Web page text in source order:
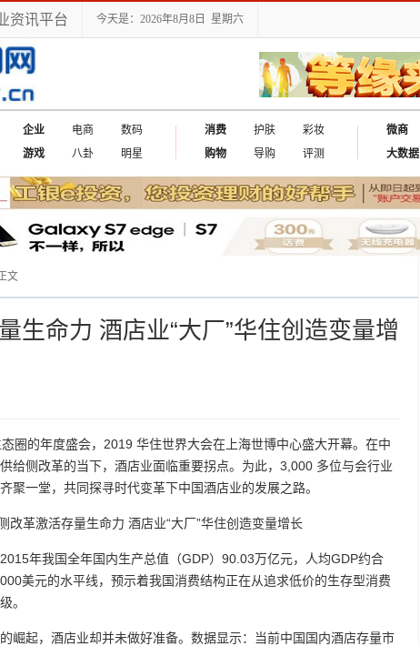
资讯平台 今天是：2026年8月8日 星期六
企业 电商
数码
游戏
八卦 明星
消费 护肤
彩妆
购物
导购 评测
微商
大数据
出国
文
生命力 酒店业“大厂”华住创造变量增
圈的年度盛会，2019 华住世界大会在上海世博中心盛大开幕。在中
给侧改革的当下，酒店业面临重要拐点。为此，3,000 多位与会行业
聚一堂，共同探寻时代变革下中国酒店业的发展之路。
年我国全年国内生产总值（GDP）90.03万亿元，人均GDP约合
美元的水平线，预示着我国消费结构正在从追求低价的生存型消费
。
崛起，酒店业却并未做好准备。数据显示：当前中国国内酒店存量市